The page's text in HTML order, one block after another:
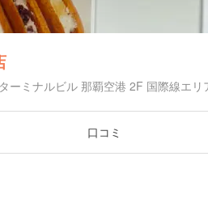
ーミナルビル 那覇空港 2F 国際線エリ
口コミ